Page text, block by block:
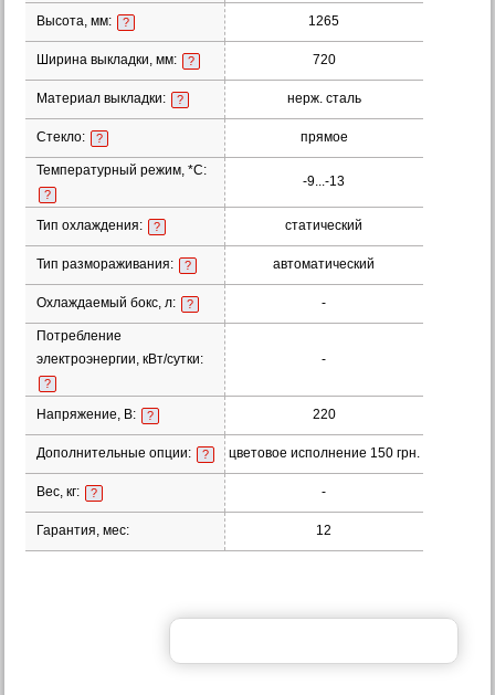
Высота, мм: ? 1265
Ширина выкладки, мм: ? 720
Материал выкладки: ? нерж. сталь
Стекло: ? прямое
Температурный режим, *С:
?
-9...-13
Тип охлаждения: ? статический
Тип размораживания: ? автоматический
Охлаждаемый бокс, л: ? -
Потребление
электроэнергии, кВт/сутки:
?
-
Напряжение, В: ? 220
Дополнительные опции: ? цветовое исполнение 150 грн.
Вес, кг: ? -
Гарантия, мес: 12